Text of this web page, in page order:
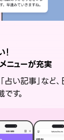
ニューが充実
占い記事」など
す。